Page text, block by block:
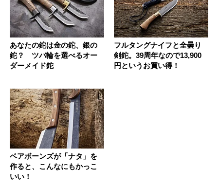
あなたの鉈は金の鉈、銀の
鉈？ ツバ輪を選べるオー
ダーメイド鉈
フルタングナイフと全曇り
剣鉈。39周年なので13,900
円というお買い得！
ベアボーンズが「ナタ」を
作ると、こんなにもかっこ
いい！